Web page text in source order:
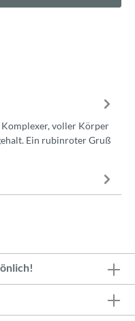
voller Körper
Ein rubinroter Gruß